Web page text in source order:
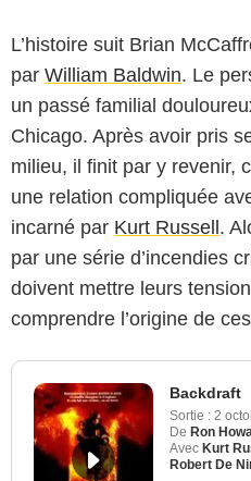
L’histoire suit Brian
par William Baldwin. Le
un passé familial
Chicago. Après avoir pris
milieu, il finit par y revenir,
une relation compliquée
incarné par Kurt Russell.
par une série d’incendies
doivent mettre leurs
comprendre l’origine de
Backdraft
Sortie : 2
De Ron
Avec Kurt
Robert De